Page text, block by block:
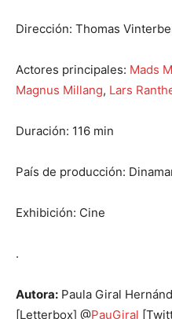
Dirección: Thomas
Actores principales: Mads
Magnus Millang, Lars
Duración: 116 min
País de producción:
Exhibición: Cine
.
Autora: Paula Giral
[Letterbox] @PauGiral